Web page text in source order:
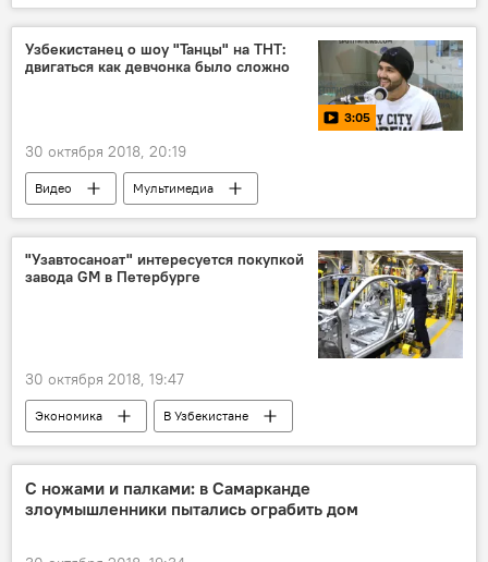
Узбекистан
Центральная Азия
Казахстан
транзит Политика
Узбекистанец о шоу "Танцы" на ТНТ:
двигаться как девчонка было сложно
3:05
30 октября 2018, 20:19
Видео Мультимедиа
"Узавтосаноат" интересуется покупкой
завода GM в Петербурге
30 октября 2018, 19:47
Экономика В Узбекистане
С ножами и палками: в Самарканде
злоумышленники пытались ограбить дом